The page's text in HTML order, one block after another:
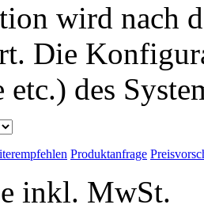
wird nach
Die
etc.) des
Produktanfrage
inkl. MwSt.